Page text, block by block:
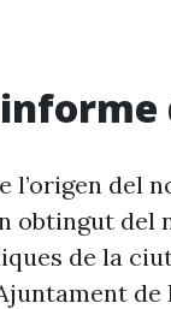
l’origen del
obtingut del
de la
de